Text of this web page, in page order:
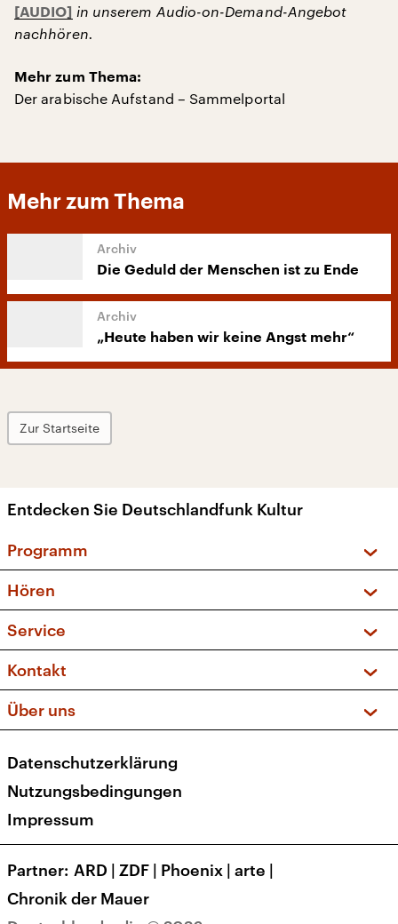
in unserem Audio-on-Demand-Angebot
nachhören.
Mehr zum Thema:
Der arabische Aufstand – Sammelportal
Mehr zum Thema
Die Geduld der Menschen ist zu Ende
„Heute haben wir keine Angst mehr“
Zur Startseite
Entdecken Sie Deutschlandfunk Kultur
Programm
Sendungen und Podcasts
Musikliste
Kakadu – Das Kinderprogramm
Hören
Frequenzen (UKW + DAB+)
Service
FAQ
Apps
Newsletter
Veranstaltungen
Kontakt
Social Media
Über uns
Presse
Karriere
Transparenz
Datenschutzerklärung
Nutzungsbedingungen
Impressum
Partner ARD | ZDF | Phoenix | arte |
Chronik der Mauer